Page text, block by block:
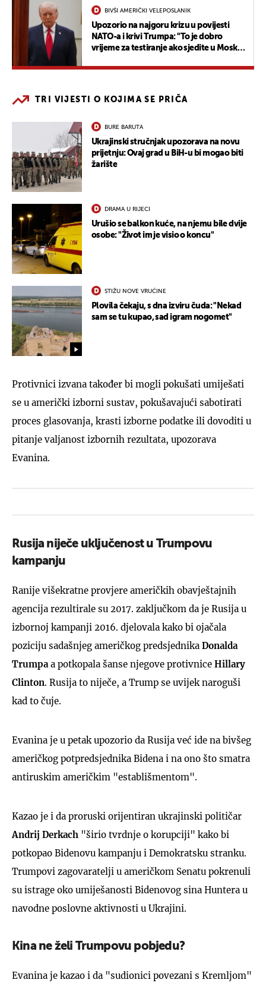
BIVŠI AMERIČKI VELEPOSLANIK
Upozorio na najgoru krizu u povijesti
NATO-a i krivi Trumpa: "To je dobro
vrijeme za testiranje ako sjedite u Moskvi
TRI VIJESTI O KOJIMA SE PRIČA
BURE BARUTA
Ukrajinski stručnjak upozorava na novu
prijetnju: Ovaj grad u BiH-u bi mogao biti
žarište
DRAMA U RIJECI
Urušio se balkon kuće, na njemu bile dvije
osobe: "Život im je visio o koncu"
STIŽU NOVE VRUĆINE
Plovila čekaju, s dna izviru čuda: "Nekad
sam se tu kupao, sad igram nogomet"
Protivnici izvana također bi mogli pokušati umiješati
se u američki izborni sustav, pokušavajući sabotirati
proces glasovanja, krasti izborne podatke ili dovoditi u
pitanje valjanost izbornih rezultata, upozorava
Evanina.
Rusija niječe uključenost u Trumpovu
kampanju
Ranije višekratne provjere američkih obavještajnih
agencija rezultirale su 2017. zaključkom da je Rusija u
izbornoj kampanji 2016. djelovala kako bi ojačala
poziciju sadašnjeg američkog predsjednika Donalda
Trumpa a potkopala šanse njegove protivnice Hillary
Clinton. Rusija to niječe, a Trump se uvijek naroguši
kad to čuje.
Evanina je u petak upozorio da Rusija već ide na bivšeg
američkog potpredsjednika Bidena i na ono što smatra
antiruskim američkim "establišmentom".
Kazao je i da proruski orijentiran ukrajinski političar
Andrij Derkach "širio tvrdnje o korupciji" kako bi
potkopao Bidenovu kampanju i Demokratsku stranku.
Trumpovi zagovaratelji u američkom Senatu pokrenuli
su istrage oko umiješanosti Bidenovog sina Huntera u
navodne poslovne aktivnosti u Ukrajini.
Kina ne želi Trumpovu pobjedu?
Evanina je kazao i da "sudionici povezani s Kremljom"